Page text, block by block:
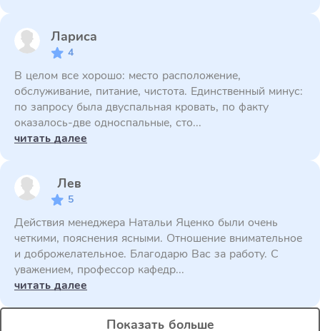
Лариса
4
В целом все хорошо: место расположение,
обслуживание, питание, чистота. Единственный минус:
по запросу была двуспальная кровать, по факту
оказалось-две односпальные, сто...
читать далее
Лев
5
Действия менеджера Натальи Яценко были очень
четкими, пояснения ясными. Отношение внимательное
и доброжелательное. Благодарю Вас за работу. С
уважением, профессор кафедр...
читать далее
Показать больше